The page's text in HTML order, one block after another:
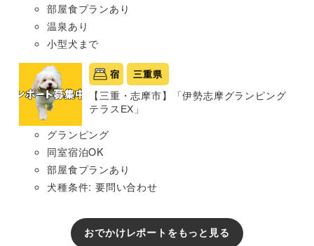
部屋食プランあり
温泉あり
小型犬まで
宿 三重県
【三重・志摩市】「伊勢志摩グランピング
テラスEX」
グランピング
同室宿泊OK
部屋食プランあり
犬種条件: 要問い合わせ
おでかけレポートをもっと見る